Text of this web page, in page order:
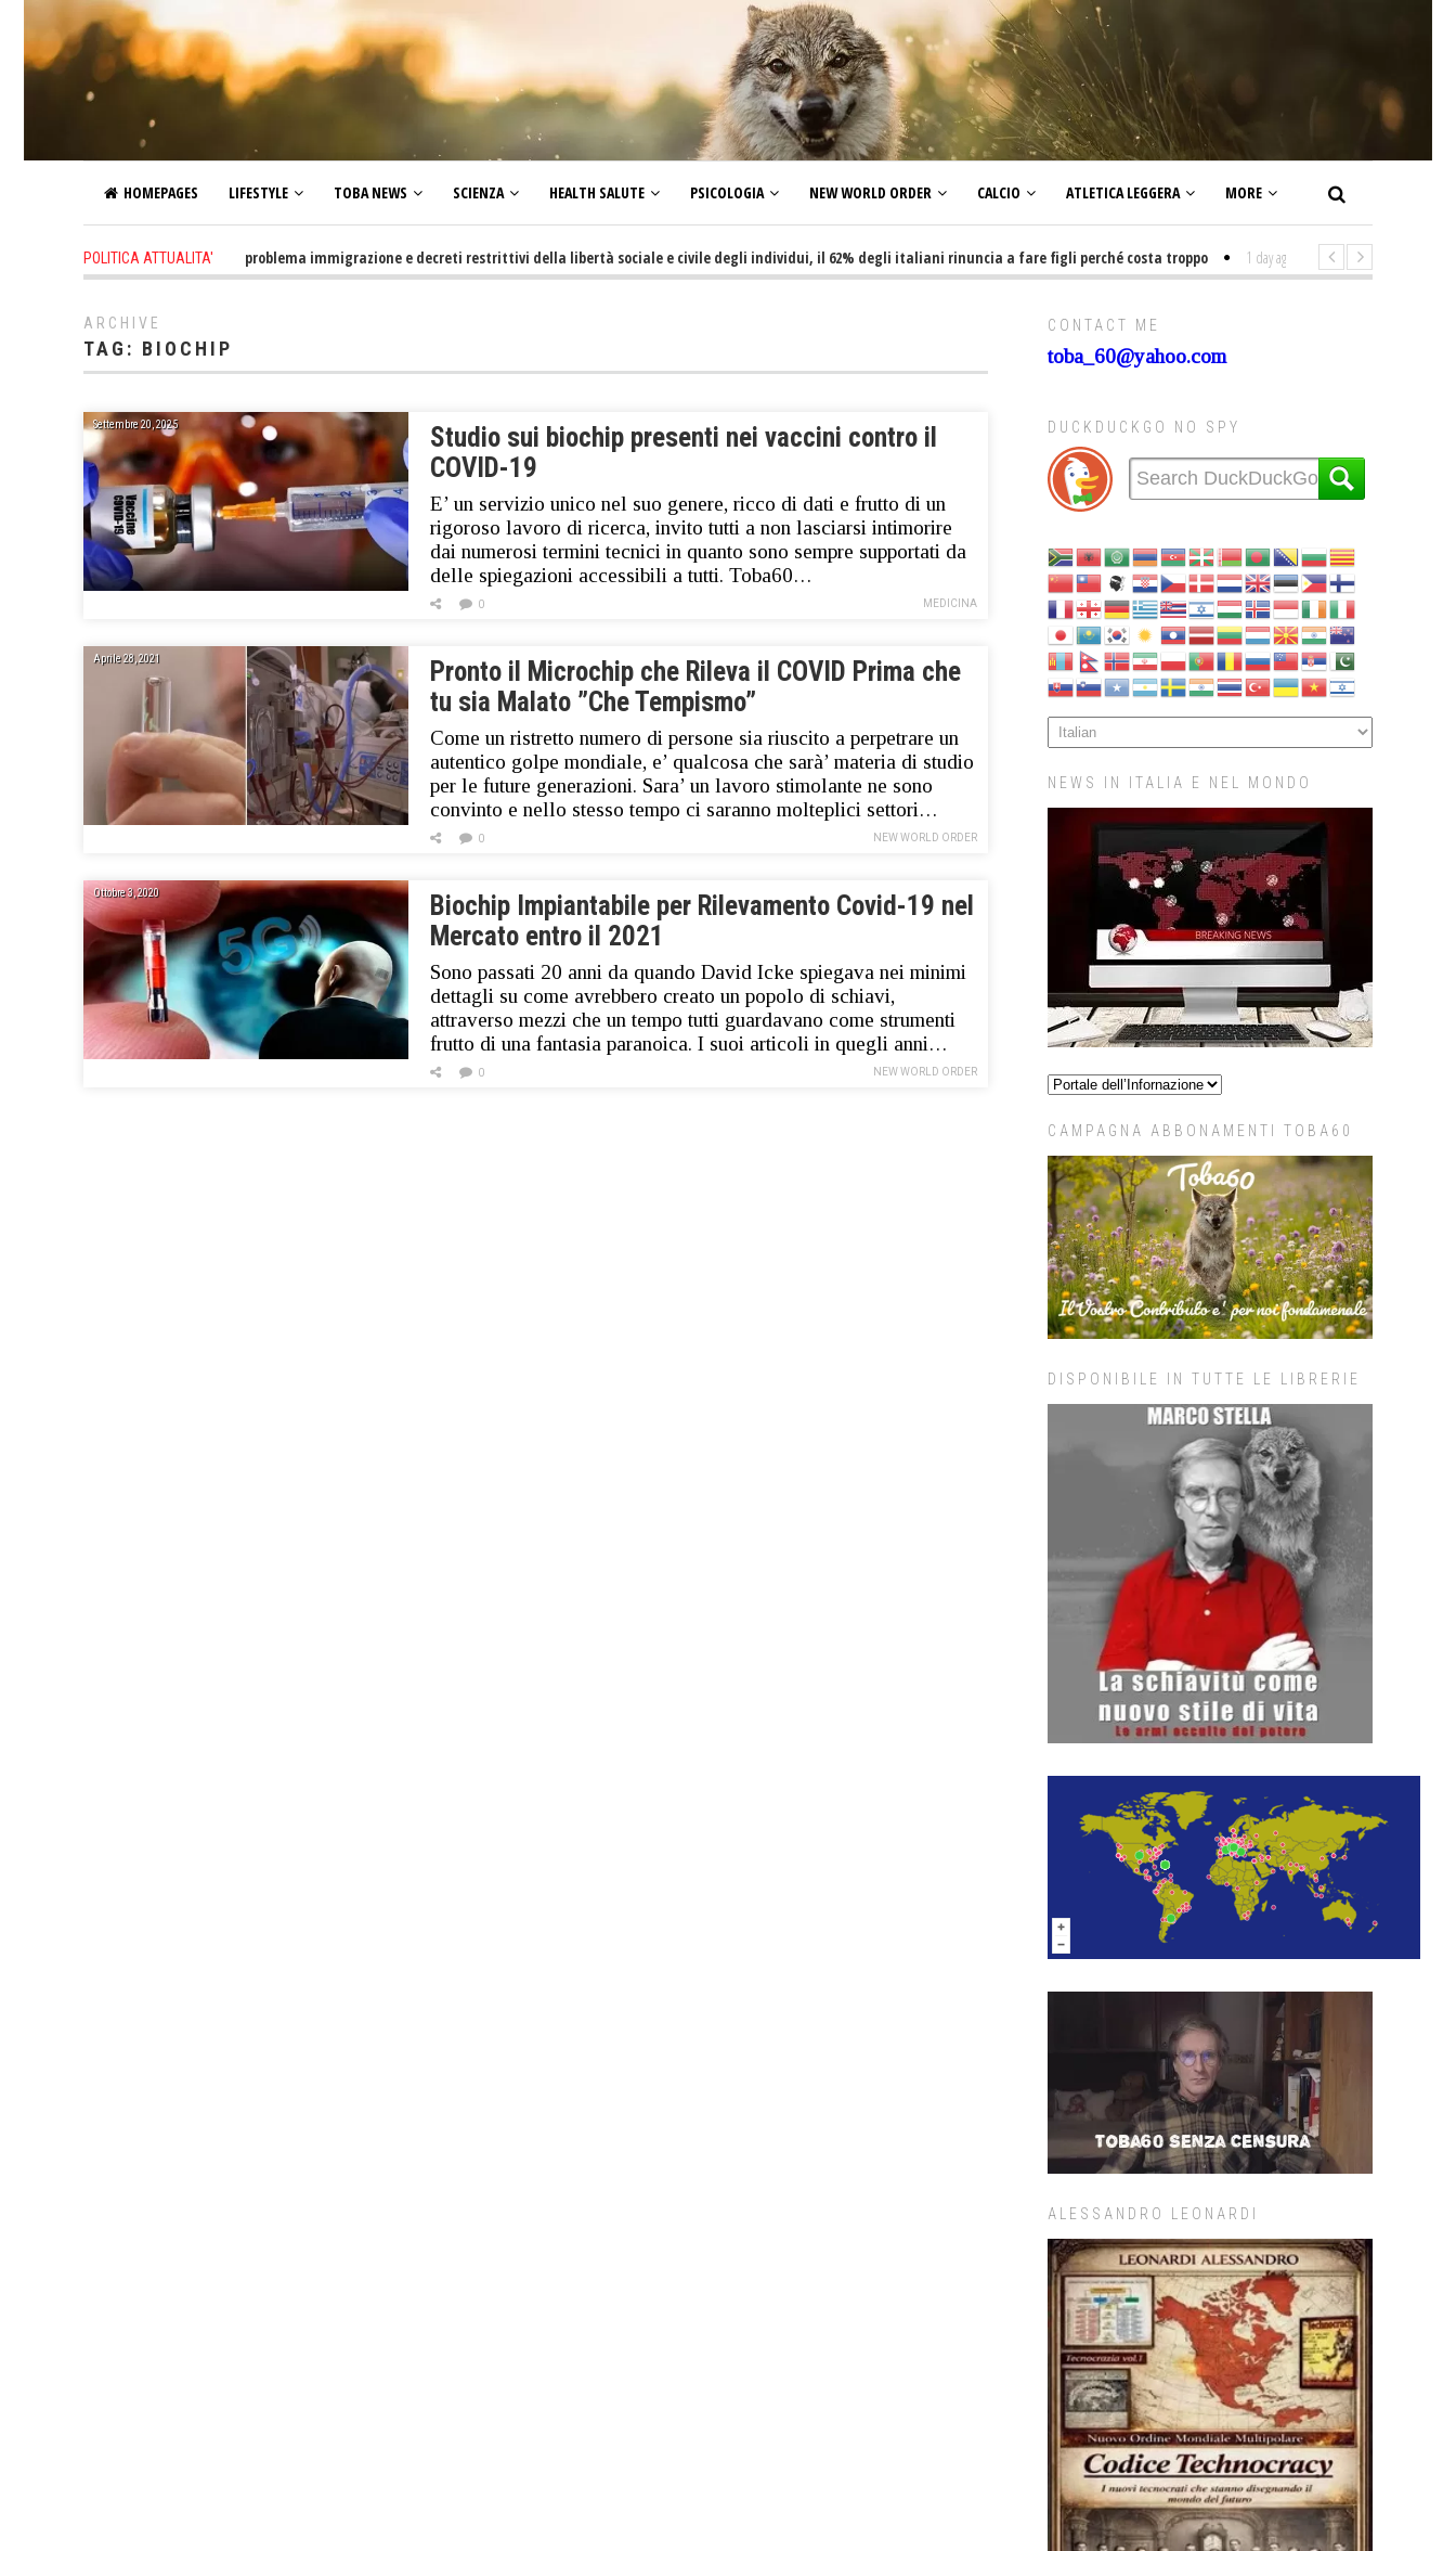
HOMEPAGES LIFESTYLE TOBA NEWS SCIENZA HEALTH SALUTE PSICOLOGIA NEW WORLD ORDER CALCIO ATLETICA LEGGERA MORE
POLITICA ATTUALITA'
12 hours ago - Altro che problema immigrazione e decreti restrittivi della libertà sociale e civile degli individui, il 62% degli italiani rinuncia a fare figli perché costa troppo 1 day ago - Non mi interesso di politica
ARCHIVE
TAG: BIOCHIP
Settembre 20, 2025
Studio sui biochip presenti nei vaccini contro il
COVID-19
E’ un servizio unico nel suo genere, ricco di dati e frutto di un
rigoroso lavoro di ricerca, invito tutti a non lasciarsi intimorire
dai numerosi termini tecnici in quanto sono sempre supportati da
delle spiegazioni accessibili a tutti. Toba60…
MEDICINA
0
Aprile 28, 2021
Pronto il Microchip che Rileva il COVID Prima che
tu sia Malato ”Che Tempismo”
Come un ristretto numero di persone sia riuscito a perpetrare un
autentico golpe mondiale, e’ qualcosa che sarà’ materia di studio
per le future generazioni. Sara’ un lavoro stimolante ne sono
convinto e nello stesso tempo ci saranno molteplici settori…
NEW WORLD ORDER
0
Ottobre 3, 2020
Biochip Impiantabile per Rilevamento Covid-19 nel
Mercato entro il 2021
Sono passati 20 anni da quando David Icke spiegava nei minimi
dettagli su come avrebbero creato un popolo di schiavi,
attraverso mezzi che un tempo tutti guardavano come strumenti
frutto di una fantasia paranoica. I suoi articoli in quegli anni…
NEW WORLD ORDER
0
CONTACT ME
toba_60@yahoo.com
DUCKDUCKGO NO SPY
NEWS IN ITALIA E NEL MONDO
CAMPAGNA ABBONAMENTI TOBA60
DISPONIBILE IN TUTTE LE LIBRERIE
ALESSANDRO LEONARDI